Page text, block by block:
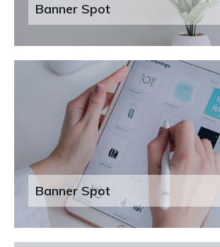
Banner Spot
Banner Spot